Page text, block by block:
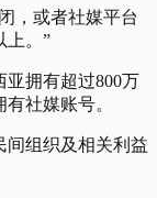
，或者社媒平台
上。”
拥有超过800万
社媒账号。
间组织及相关利益